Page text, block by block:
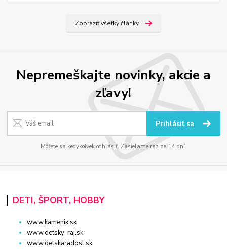
Zobraziť všetky články
Nepremeškajte novinky, akcie a
zľavy!
Prihlásiť sa
Môžete sa kedykoľvek odhlásiť. Zasielame raz za 14 dní.
DETI, ŠPORT, HOBBY
www.kamenik.sk
www.detsky-raj.sk
www.detskaradost.sk